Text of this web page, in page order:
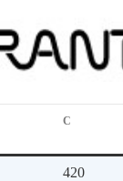
C
420